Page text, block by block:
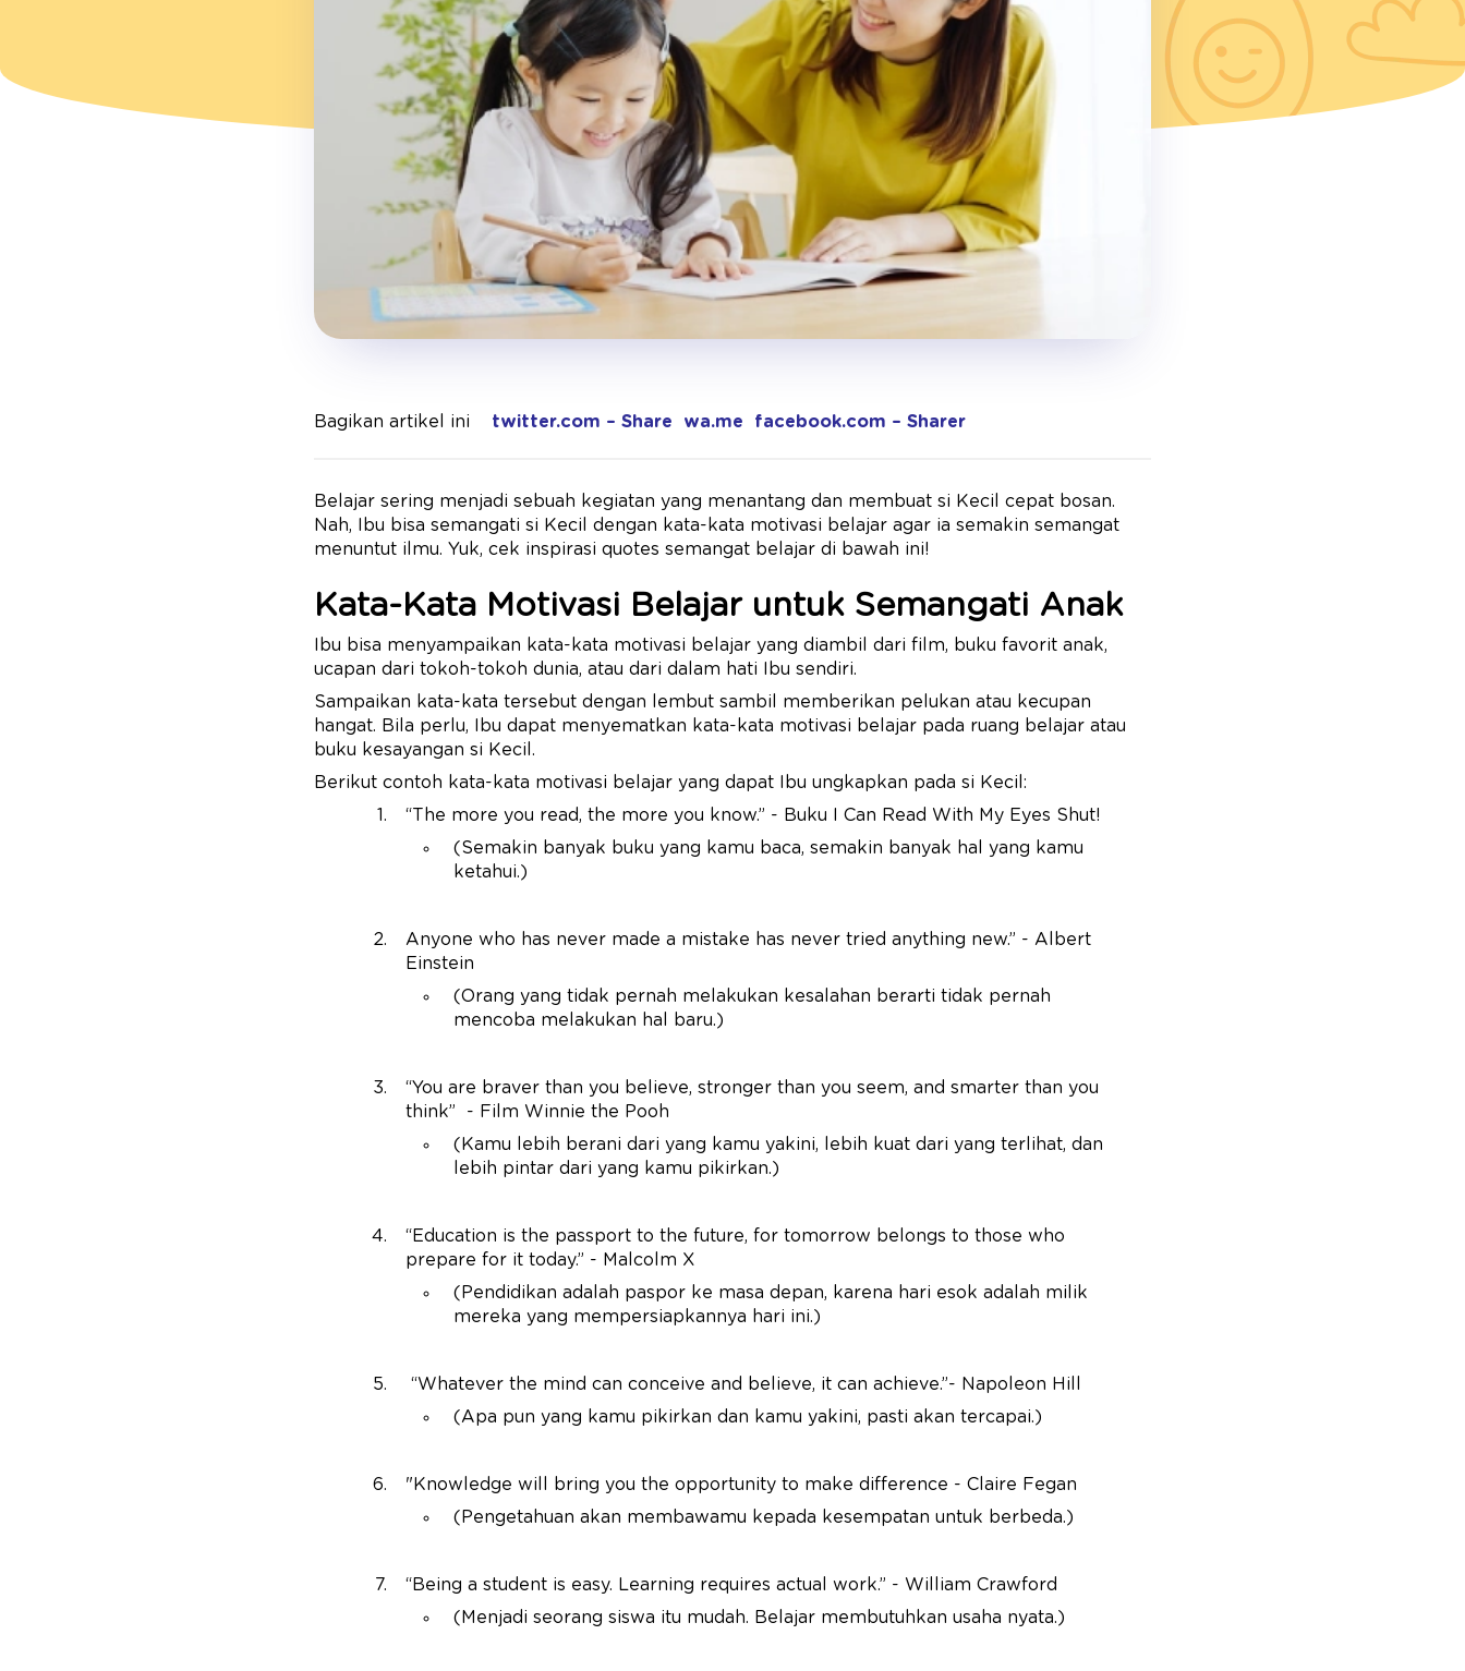
Bagikan artikel ini twitter.com – Share wa.me facebook.com – Sharer
Belajar sering menjadi sebuah kegiatan yang menantang dan membuat si Kecil cepat bosan.
Nah, Ibu bisa semangati si Kecil dengan kata-kata motivasi belajar agar ia semakin semangat
menuntut ilmu. Yuk, cek inspirasi quotes semangat belajar di bawah ini!
Kata-Kata Motivasi Belajar untuk Semangati Anak
Ibu bisa menyampaikan kata-kata motivasi belajar yang diambil dari film, buku favorit anak,
ucapan dari tokoh-tokoh dunia, atau dari dalam hati Ibu sendiri.
Sampaikan kata-kata tersebut dengan lembut sambil memberikan pelukan atau kecupan
hangat. Bila perlu, Ibu dapat menyematkan kata-kata motivasi belajar pada ruang belajar atau
buku kesayangan si Kecil.
Berikut contoh kata-kata motivasi belajar yang dapat Ibu ungkapkan pada si Kecil:
“The more you read, the more you know.” - Buku I Can Read With My Eyes Shut!
(Semakin banyak buku yang kamu baca, semakin banyak hal yang kamu
ketahui.)
Anyone who has never made a mistake has never tried anything new.” - Albert
Einstein
(Orang yang tidak pernah melakukan kesalahan berarti tidak pernah
mencoba melakukan hal baru.)
“You are braver than you believe, stronger than you seem, and smarter than you
think” - Film Winnie the Pooh
(Kamu lebih berani dari yang kamu yakini, lebih kuat dari yang terlihat, dan
lebih pintar dari yang kamu pikirkan.)
“Education is the passport to the future, for tomorrow belongs to those who
prepare for it today.” - Malcolm X
(Pendidikan adalah paspor ke masa depan, karena hari esok adalah milik
mereka yang mempersiapkannya hari ini.)
“Whatever the mind can conceive and believe, it can achieve.”- Napoleon Hill
(Apa pun yang kamu pikirkan dan kamu yakini, pasti akan tercapai.)
"Knowledge will bring you the opportunity to make difference - Claire Fegan
(Pengetahuan akan membawamu kepada kesempatan untuk berbeda.)
“Being a student is easy. Learning requires actual work.” - William Crawford
(Menjadi seorang siswa itu mudah. Belajar membutuhkan usaha nyata.)